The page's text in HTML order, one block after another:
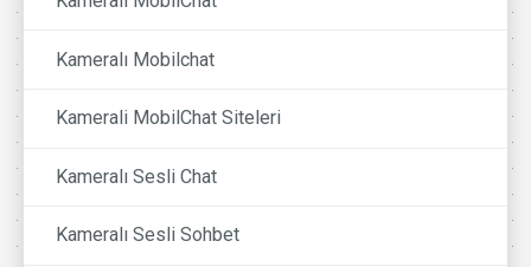
Kameralı Mobilchat
Kamerali MobilChat Siteleri
Kameralı Sesli Chat
Kameralı Sesli Sohbet